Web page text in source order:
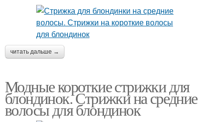
читать дальше →
Модные короткие стрижки для
блондинок. Стрижки на средние
волосы для блондинок